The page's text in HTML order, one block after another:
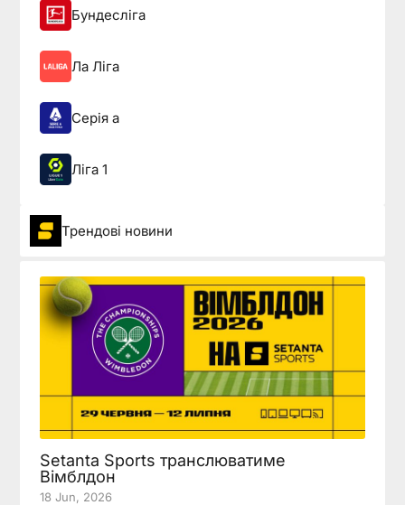
Бундесліга
Ла Ліга
Серія а
Ліга 1
Трендові новини
Setanta Sports транслюватиме
Вімблдон
18 Jun, 2026